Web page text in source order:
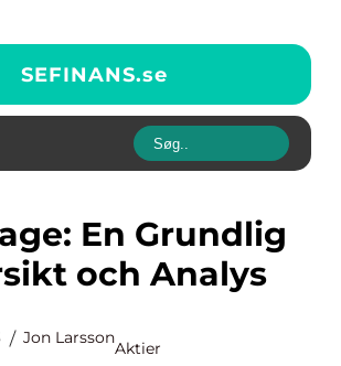
SEFINANS.se
och Analys
Jon Larsson
Aktier